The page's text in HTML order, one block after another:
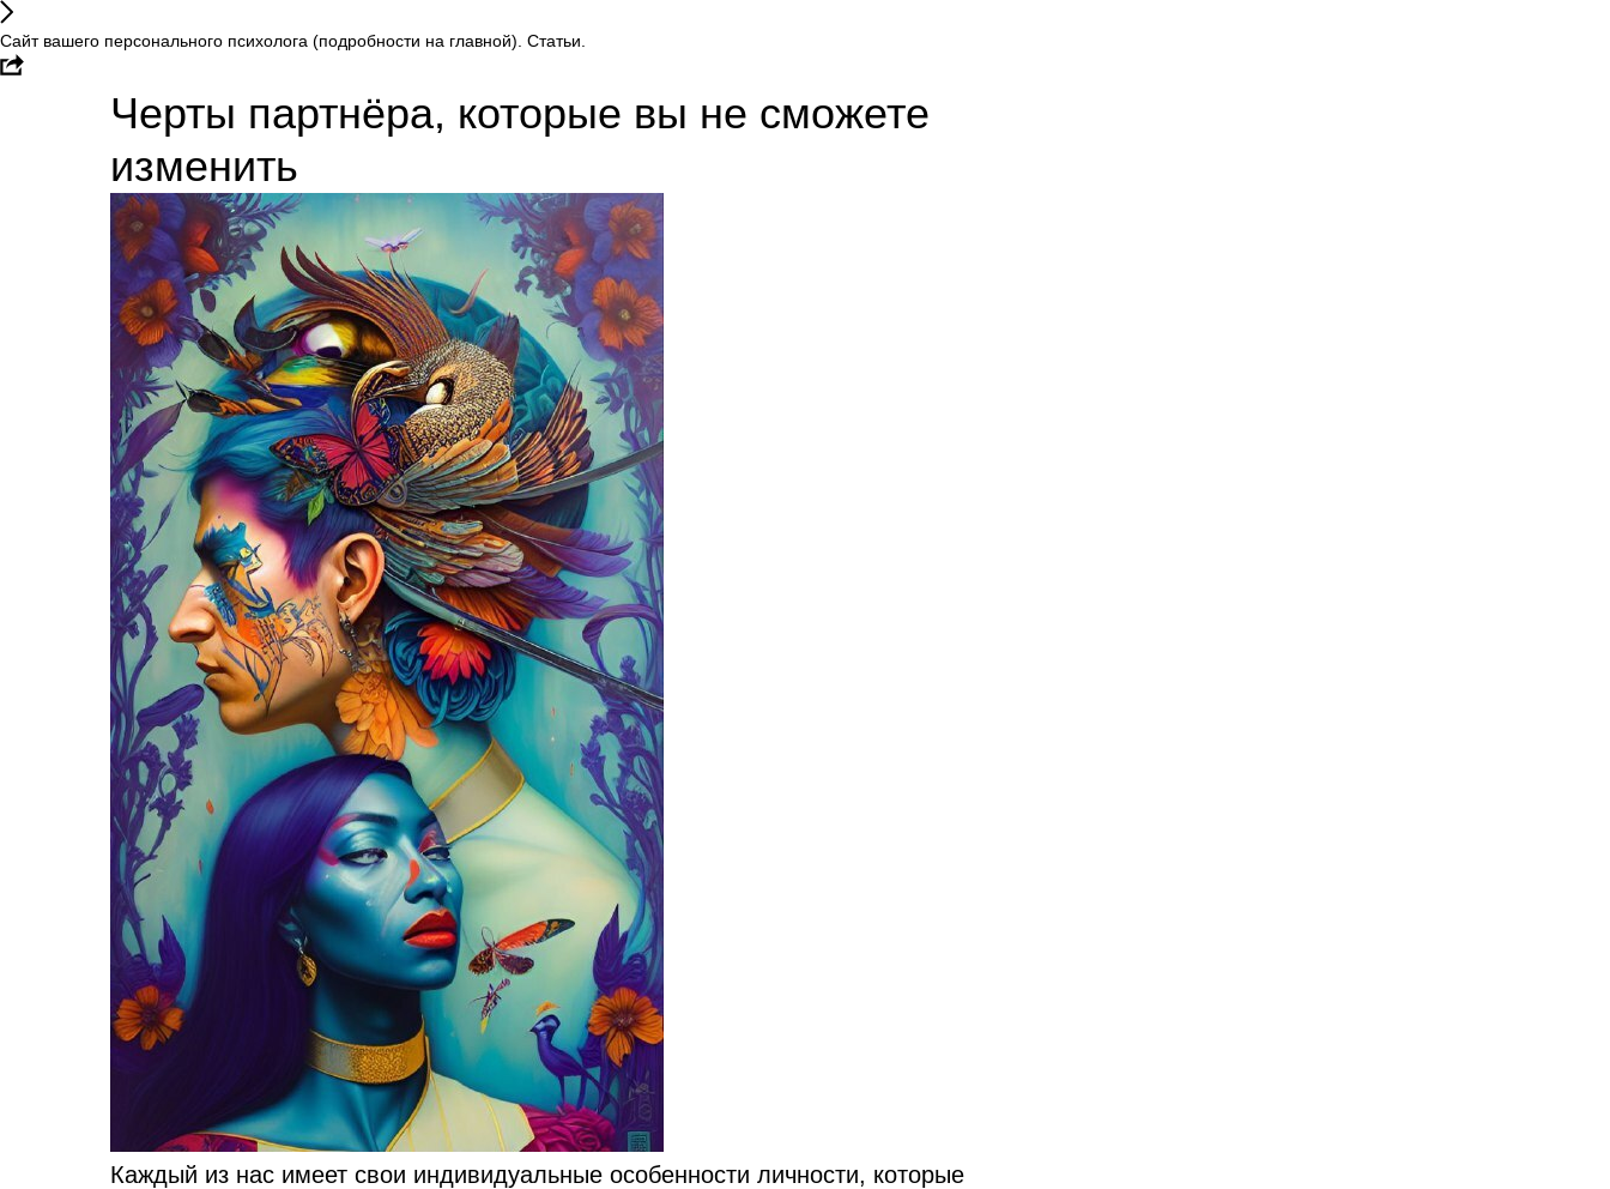
Сайт вашего персонального психолога (подробности на главной). Статьи.
Черты партнёра, которые вы не сможете
изменить
Каждый из нас имеет свои индивидуальные особенности личности, которые